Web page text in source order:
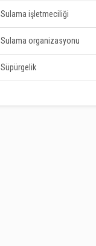
Sulama işletmeciliği
Sulama organizasyonu
Süpürgelik